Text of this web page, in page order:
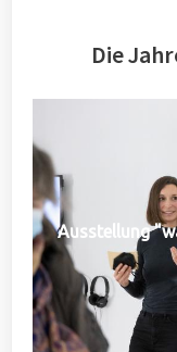
Die
Ausstellung